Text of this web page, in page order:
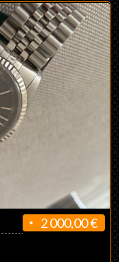
2 000,00 €